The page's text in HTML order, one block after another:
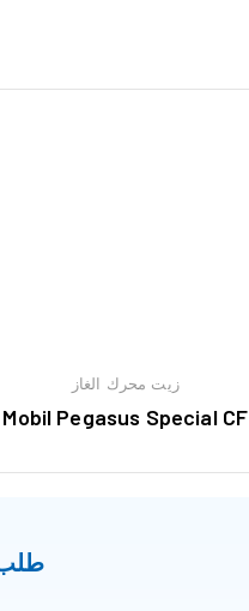
زيت محرك الغاز
Mobil Pegasus Special CF